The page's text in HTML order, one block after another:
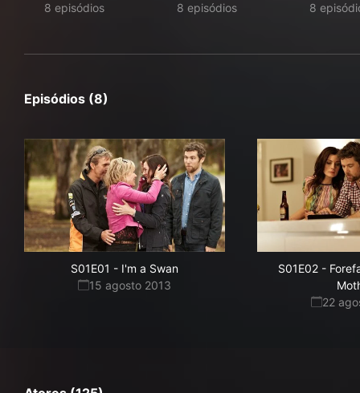
8 episódios
8 episódios
8
Episódios (8)
S01E01 - I'm a Swan
15 agosto 2013
S01E02 -
22